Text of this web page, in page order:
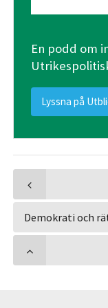
En podd om
Lyssna på
Demokrati och